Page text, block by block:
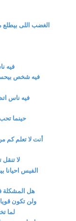
الغضب اللى
فيه
فيه شخص بيحس
فيه ناس
حينما
أنت لا تعلم كم
لا
الفيس احيانا
هل المشكلة
ولن تكون
لما